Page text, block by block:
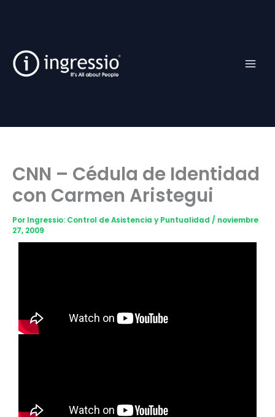
CNN – Cédula de Identidad
con Carmen Aristegui
Por Ingressio: Control de Asistencia y Puntualidad / noviembre
27, 2009